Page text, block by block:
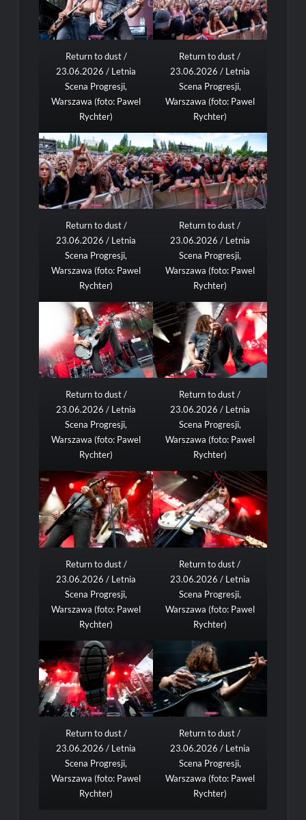
Return to dust /
23.06.2026 / Letnia
Scena Progresji,
Warszawa (foto: Pawel
Rychter)
Return to dust /
23.06.2026 / Letnia
Scena Progresji,
Warszawa (foto: Pawel
Rychter)
Return to dust /
23.06.2026 / Letnia
Scena Progresji,
Warszawa (foto: Pawel
Rychter)
Return to dust /
23.06.2026 / Letnia
Scena Progresji,
Warszawa (foto: Pawel
Rychter)
Return to dust /
23.06.2026 / Letnia
Scena Progresji,
Warszawa (foto: Pawel
Rychter)
Return to dust /
23.06.2026 / Letnia
Scena Progresji,
Warszawa (foto: Pawel
Rychter)
Return to dust /
23.06.2026 / Letnia
Scena Progresji,
Warszawa (foto: Pawel
Rychter)
Return to dust /
23.06.2026 / Letnia
Scena Progresji,
Warszawa (foto: Pawel
Rychter)
Return to dust /
23.06.2026 / Letnia
Scena Progresji,
Warszawa (foto: Pawel
Rychter)
Return to dust /
23.06.2026 / Letnia
Scena Progresji,
Warszawa (foto: Pawel
Rychter)